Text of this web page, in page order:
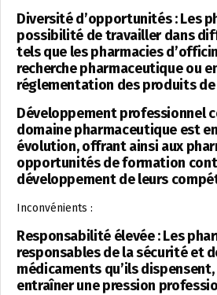
Diversité d’opportunités : Les
possibilité de travailler dans
tels que les pharmacies
recherche pharmaceutique ou
réglementation des produits de
Développement professionnel
domaine pharmaceutique est
évolution, offrant ainsi aux
opportunités de formation
développement de leurs
Inconvénients :
Responsabilité élevée : Les
responsables de la sécurité et
médicaments qu’ils
entraîner une pression